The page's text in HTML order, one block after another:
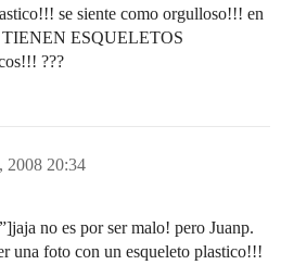
se siente como orgulloso!!! en
ESQUELETOS
???
2008 20:34
no es por ser malo! pero Juanp.
una foto con un esqueleto plastico!!!